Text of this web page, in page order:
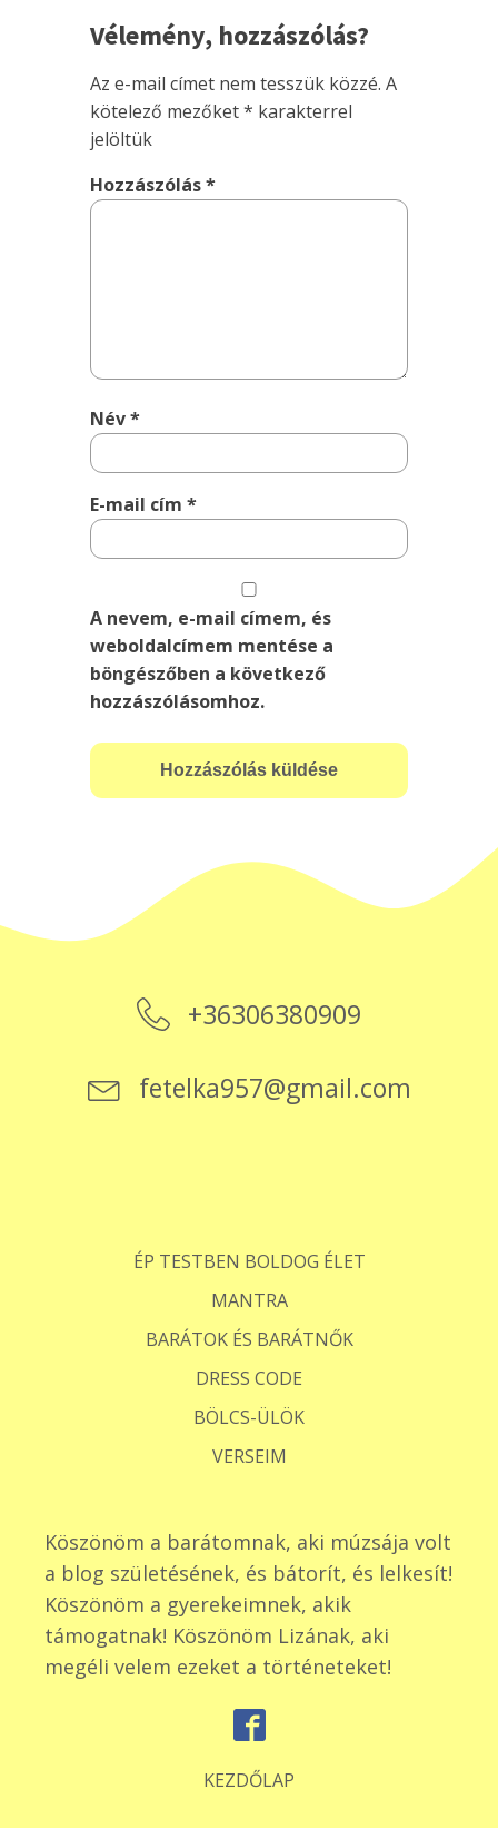
Vélemény, hozzászólás?
Az e-mail címet nem tesszük közzé. A
kötelező mezőket* karakterrel
jelöltük
Hozzászólás*
Név*
E-mail cím*
A nevem, e-mail címem, és
weboldalcímem mentése a
böngészőben a következő
hozzászólásomhoz.
+36306380909
fetelka957@gmail.com
ÉP TESTBEN BOLDOG ÉLET
MANTRA
BARÁTOK ÉS BARÁTNŐK
DRESS CODE
BÖLCS-ÜLÖK
VERSEIM
Köszönöm a barátomnak, aki múzsája volt
a blog születésének, és bátorít, és lelkesít!
Köszönöm a gyerekeimnek, akik
támogatnak! Köszönöm Lizának, aki
megéli velem ezeket a történeteket!
KEZDŐLAP